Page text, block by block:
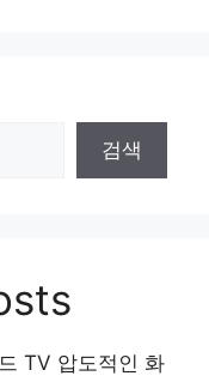
검색
TV 압도적인 화